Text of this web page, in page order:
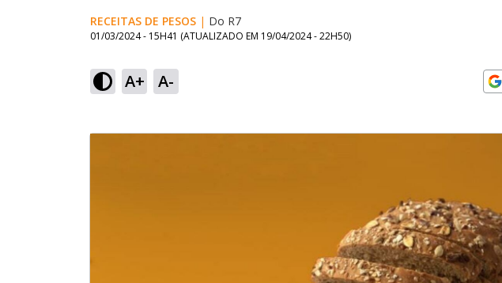
RECEITAS DE PESOS | Do R7
01/03/2024 - 15H41 (ATUALIZADO EM 19/04/2024 - 22H50)
A+ A-